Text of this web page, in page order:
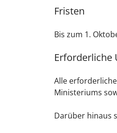
Fristen
Bis zum 1.
Erforderliche
Alle
Ministeriums
Darüber hinaus